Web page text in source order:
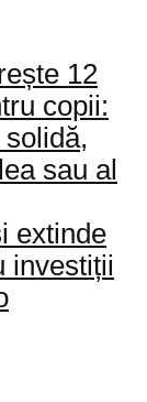
12
copii:
sau al
extinde
investiții